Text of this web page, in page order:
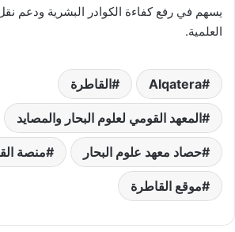
يسهم في رفع كفاءة الكوادر البشرية ودعم
العلمية.
Alqatera القاطرة
المعهد القومي لعلوم البحار والمصايد
حصاد معهد علوم البحار منصة
موقع القاطرة